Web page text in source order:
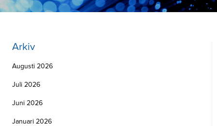
Arkiv
Augusti 2026
Juli 2026
Juni 2026
Januari 2026